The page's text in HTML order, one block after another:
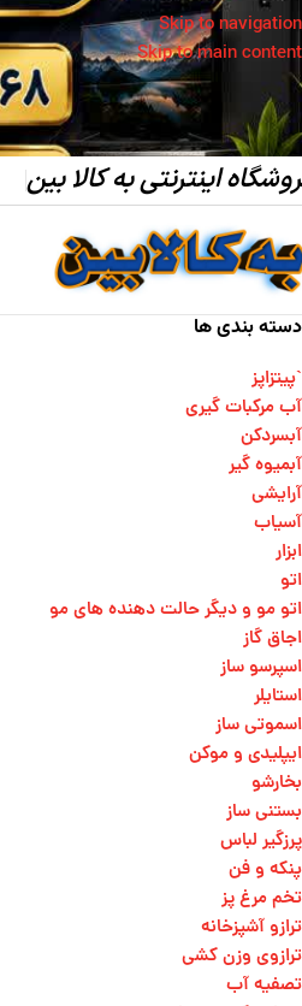
Skip to navigation
Skip to main content
اینترنتی به کالا بین
دسته بندی ها
`پیتزاپز
آب مرکبات گیری
آبسردکن
آبمیوه گیر
آرایشی
آسیاب
ابزار
اتو
اتو مو و دیگر حالت دهنده های مو​
اجاق گاز
اسپرسو ساز
استایلر
اسموتی ساز
ایپلیدی و موکن
بخارشو
بستنی ساز
پرزگیر لباس
پنکه و فن
تخم مرغ پز
ترازو آشپزخانه
ترازوی وزن کشی​
تصفیه آب